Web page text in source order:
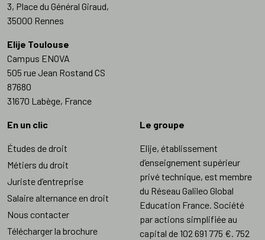
3, Place du Général Giraud,
35000 Rennes
Elije Toulouse
Campus ENOVA
505 rue Jean Rostand CS
87680
31670 Labège, France
En un clic
Études de droit
Métiers du droit
Juriste d’entreprise
Salaire alternance en droit
Nous contacter
Télécharger la brochure
Le groupe
Elije, établissement
d’enseignement supérieur
privé technique, est membre
du Réseau Galileo Global
Education France. Société
par actions simplifiée au
capital de 102 691 775 €. 752